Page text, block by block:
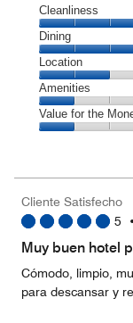
Cleanliness
Cleanliness,
5
out
of
5
Dining
Dining,
4
out
of
5
Location
Location,
2
out
Amenities
Amenities,
1
5
Value for the
1
out
5
Cliente Satisfecho
5
Muy buen hotel
Cómodo, limpio,
para descansar y